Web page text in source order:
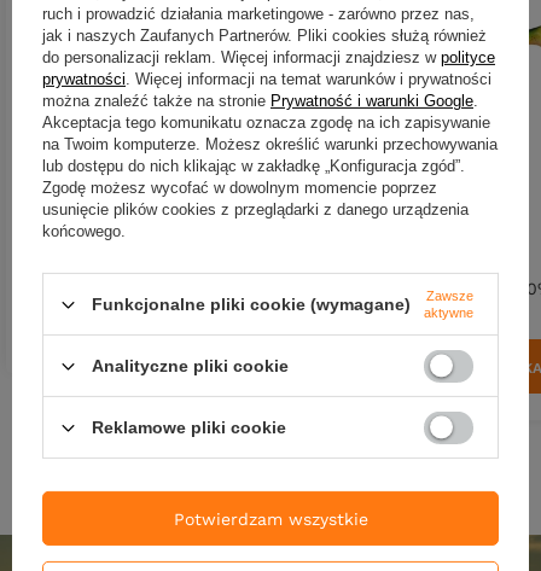
Guma Abu Garcia Beast Slim
Paddle 21cm | Firetiger
40,50 zł
Kup za: 1336.5pktpunktów
OKAZJA
Guma Abu Garcia Beast
Paddletail 21cm | Firetiger
30,38 zł
Najniższa cena:
40,50 zł-25%
Ilość produktów
DO
ruch i prowadzić działania marketingowe - zarówno przez nas,
jak i naszych Zaufanych Partnerów. Pliki cookies służą również
do personalizacji reklam. Więcej informacji znajdziesz w polityce
prywatności . Więcej informacji na temat warunków i prywatności
można znaleźć także na stronie Prywatność i warunki Google
Akceptacja tego komunikatu oznacza zgodę na ich zapisywanie
na Twoim komputerze. Możesz określić warunki przechowywania
lub dostępu do nich klikając w zakładkę „Konfiguracja zgód”.
Zgodę możesz wycofać w dowolnym momencie poprzez
usunięcie plików cookies z przeglądarki z danego urządzenia
końcowego.
Funkcjonalne pliki cookie (wymagane)
Zawsze
aktywne
Analityczne pliki cookie
Reklamowe pliki cookie
Potwierdzam wszystkie